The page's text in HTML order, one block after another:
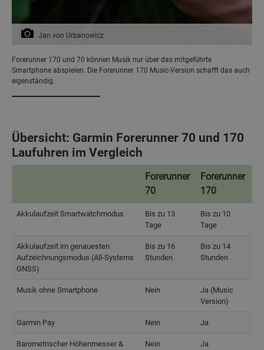
Jan von Urbanowicz
Forerunner 170 und 70 können Musik nur über das mitgeführte
Smartphone abspielen. Die Forerunner 170 Music-Version schafft das auch
eigenständig.
Übersicht: Garmin Forerunner 70 und 170
Laufuhren im Vergleich
Forerunner
70
Forerunner
170
Forerunner
70
Forerunner
170
Akkulaufzeit Smartwatchmodus
Bis zu 13
Tage
Bis zu 10
Tage
Akkulaufzeit im genauesten
Aufzeichnungsmodus (All-Systems
GNSS)
Bis zu 16
Stunden
Bis zu 14
Stunden
Musik ohne Smartphone Nein
Ja (Music
Version)
Garmin Pay Nein Ja
Barometrischer Höhenmesser &
Nein Ja